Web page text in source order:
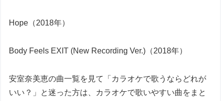
Hope（2018年）
Body Feels EXIT (New Recording Ver.)（2018年）
安室奈美恵の曲一覧を見て「カラオケで歌うならどれが
いい？」と迷った方は、カラオケで歌いやすい曲をまと